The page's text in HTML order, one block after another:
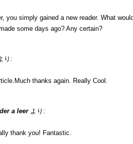
you simply gained a new reader. What
some days ago? Any certain?
り:
thanks again. Really Cool.
a leer より:
thank you! Fantastic.